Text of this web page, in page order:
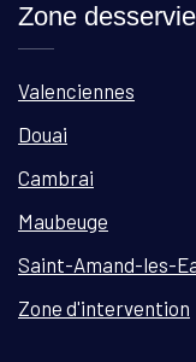
Zone desservie
Valenciennes
Douai
Cambrai
Maubeuge
Saint-Amand-les-
Zone d'intervention